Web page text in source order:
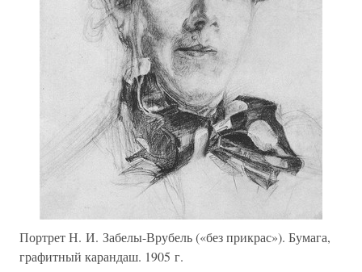
Портрет Н. И. Забелы-Врубель («без прикрас»). Бумага,
графитный карандаш. 1905 г.